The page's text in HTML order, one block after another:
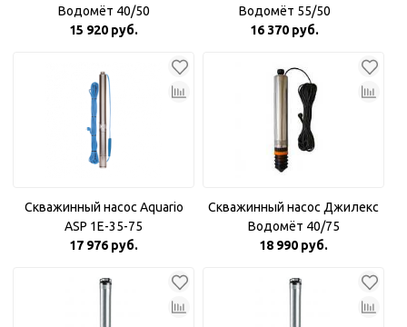
Водомёт 40/50
15 920 руб.
Водомёт 55/50
16 370 руб.
Скважинный насос Aquario
ASP 1E-35-75
17 976 руб.
Скважинный насос Джилекс
Водомёт 40/75
18 990 руб.